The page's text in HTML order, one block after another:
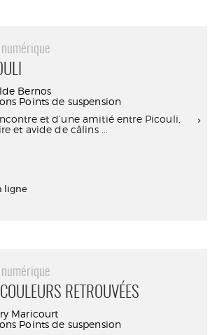
numérique
Bernos
Points de suspension
et d’une amitié entre Picouli,
et avide de câlins ...
ligne
numérique
RETROUVÉES
Maricourt
Points de suspension